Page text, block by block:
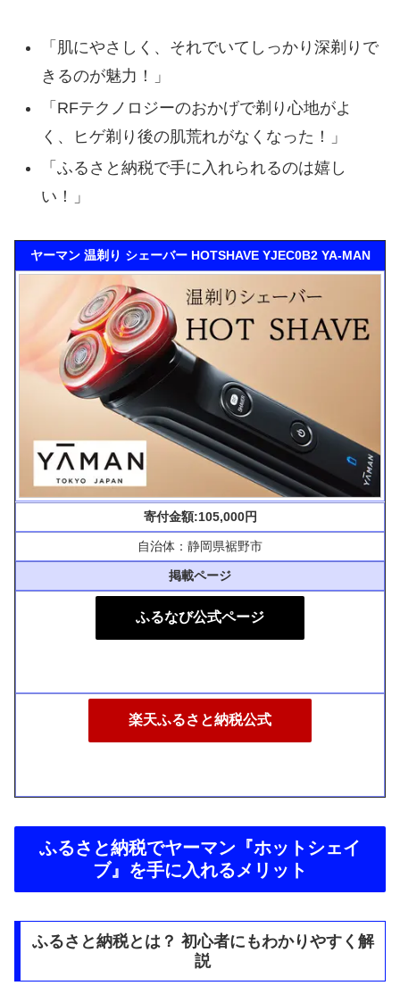
「肌にやさしく、それでいてしっかり深剃りで
きるのが魅力！」
「RFテクノロジーのおかげで剃り心地がよ
く、ヒゲ剃り後の肌荒れがなくなった！」
「ふるさと納税で手に入れられるのは嬉し
い！」
ヤーマン 温剃り シェーバー HOTSHAVE YJEC0B2 YA-MAN
寄付金額:105,000円
自治体：静岡県裾野市
掲載ページ
ふるなび公式ページ
楽天ふるさと納税公式
ふるさと納税でヤーマン『ホットシェイ
ブ』を手に入れるメリット
ふるさと納税とは？ 初心者にもわかりやすく解
説